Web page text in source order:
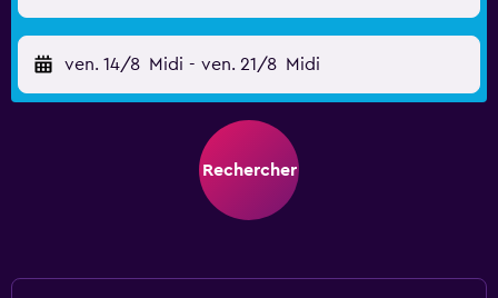
ven. 14/8 Midi - ven. 21/8 Midi
Rechercher